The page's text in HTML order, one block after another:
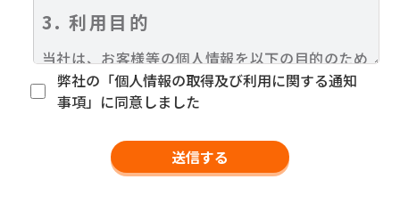
3. 利用目的
当社は、お客様等の個人情報を以下の目的のため
に利用いたします。
【セミナー開催・運営】
２．（有料セミナーの場合）参加料金の支払い、
請求のため
弊社の「個人情報の取得及び利用に関する通知
事項」に同意しました